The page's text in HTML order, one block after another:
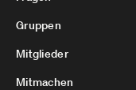
Gruppen
Mitglieder
Mitmachen